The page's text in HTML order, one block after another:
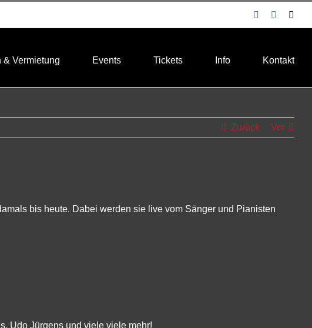
FacebookInstagram
& Vermietung Events Tickets Info Kontakt
Zurück Vor
bis heute. Dabei werden sie live vom Sänger und Pianisten
Udo Jürgens und viele viele mehr!